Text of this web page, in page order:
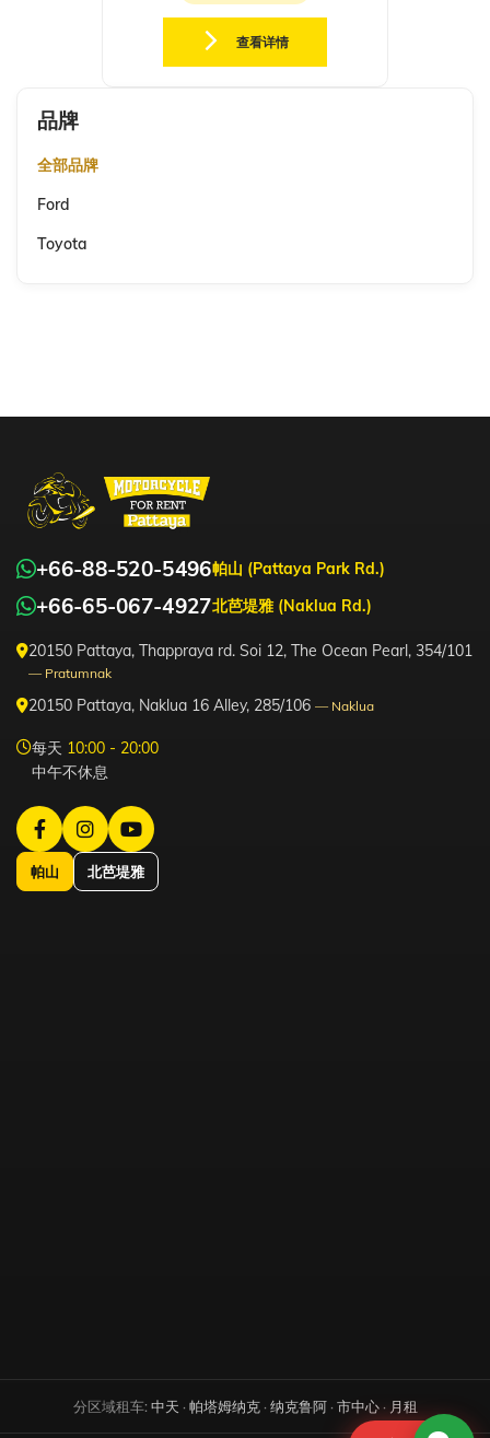
查看详情
品牌
全部品牌
Ford
Toyota
+66-88-520-5496帕山 (Pattaya Park Rd.)
+66-65-067-4927北芭堤雅 (Naklua Rd.)
20150 Pattaya, Thappraya rd. Soi 12, The Ocean Pearl, 354/101
— Pratumnak
20150 Pattaya, Naklua 16 Alley, 285/106 — Naklua
每天 10:00 - 20:00
中午不休息
帕山 北芭堤雅
分区域租车: 中天 · 帕塔姆纳克· 纳克鲁阿· 市中心· 月租